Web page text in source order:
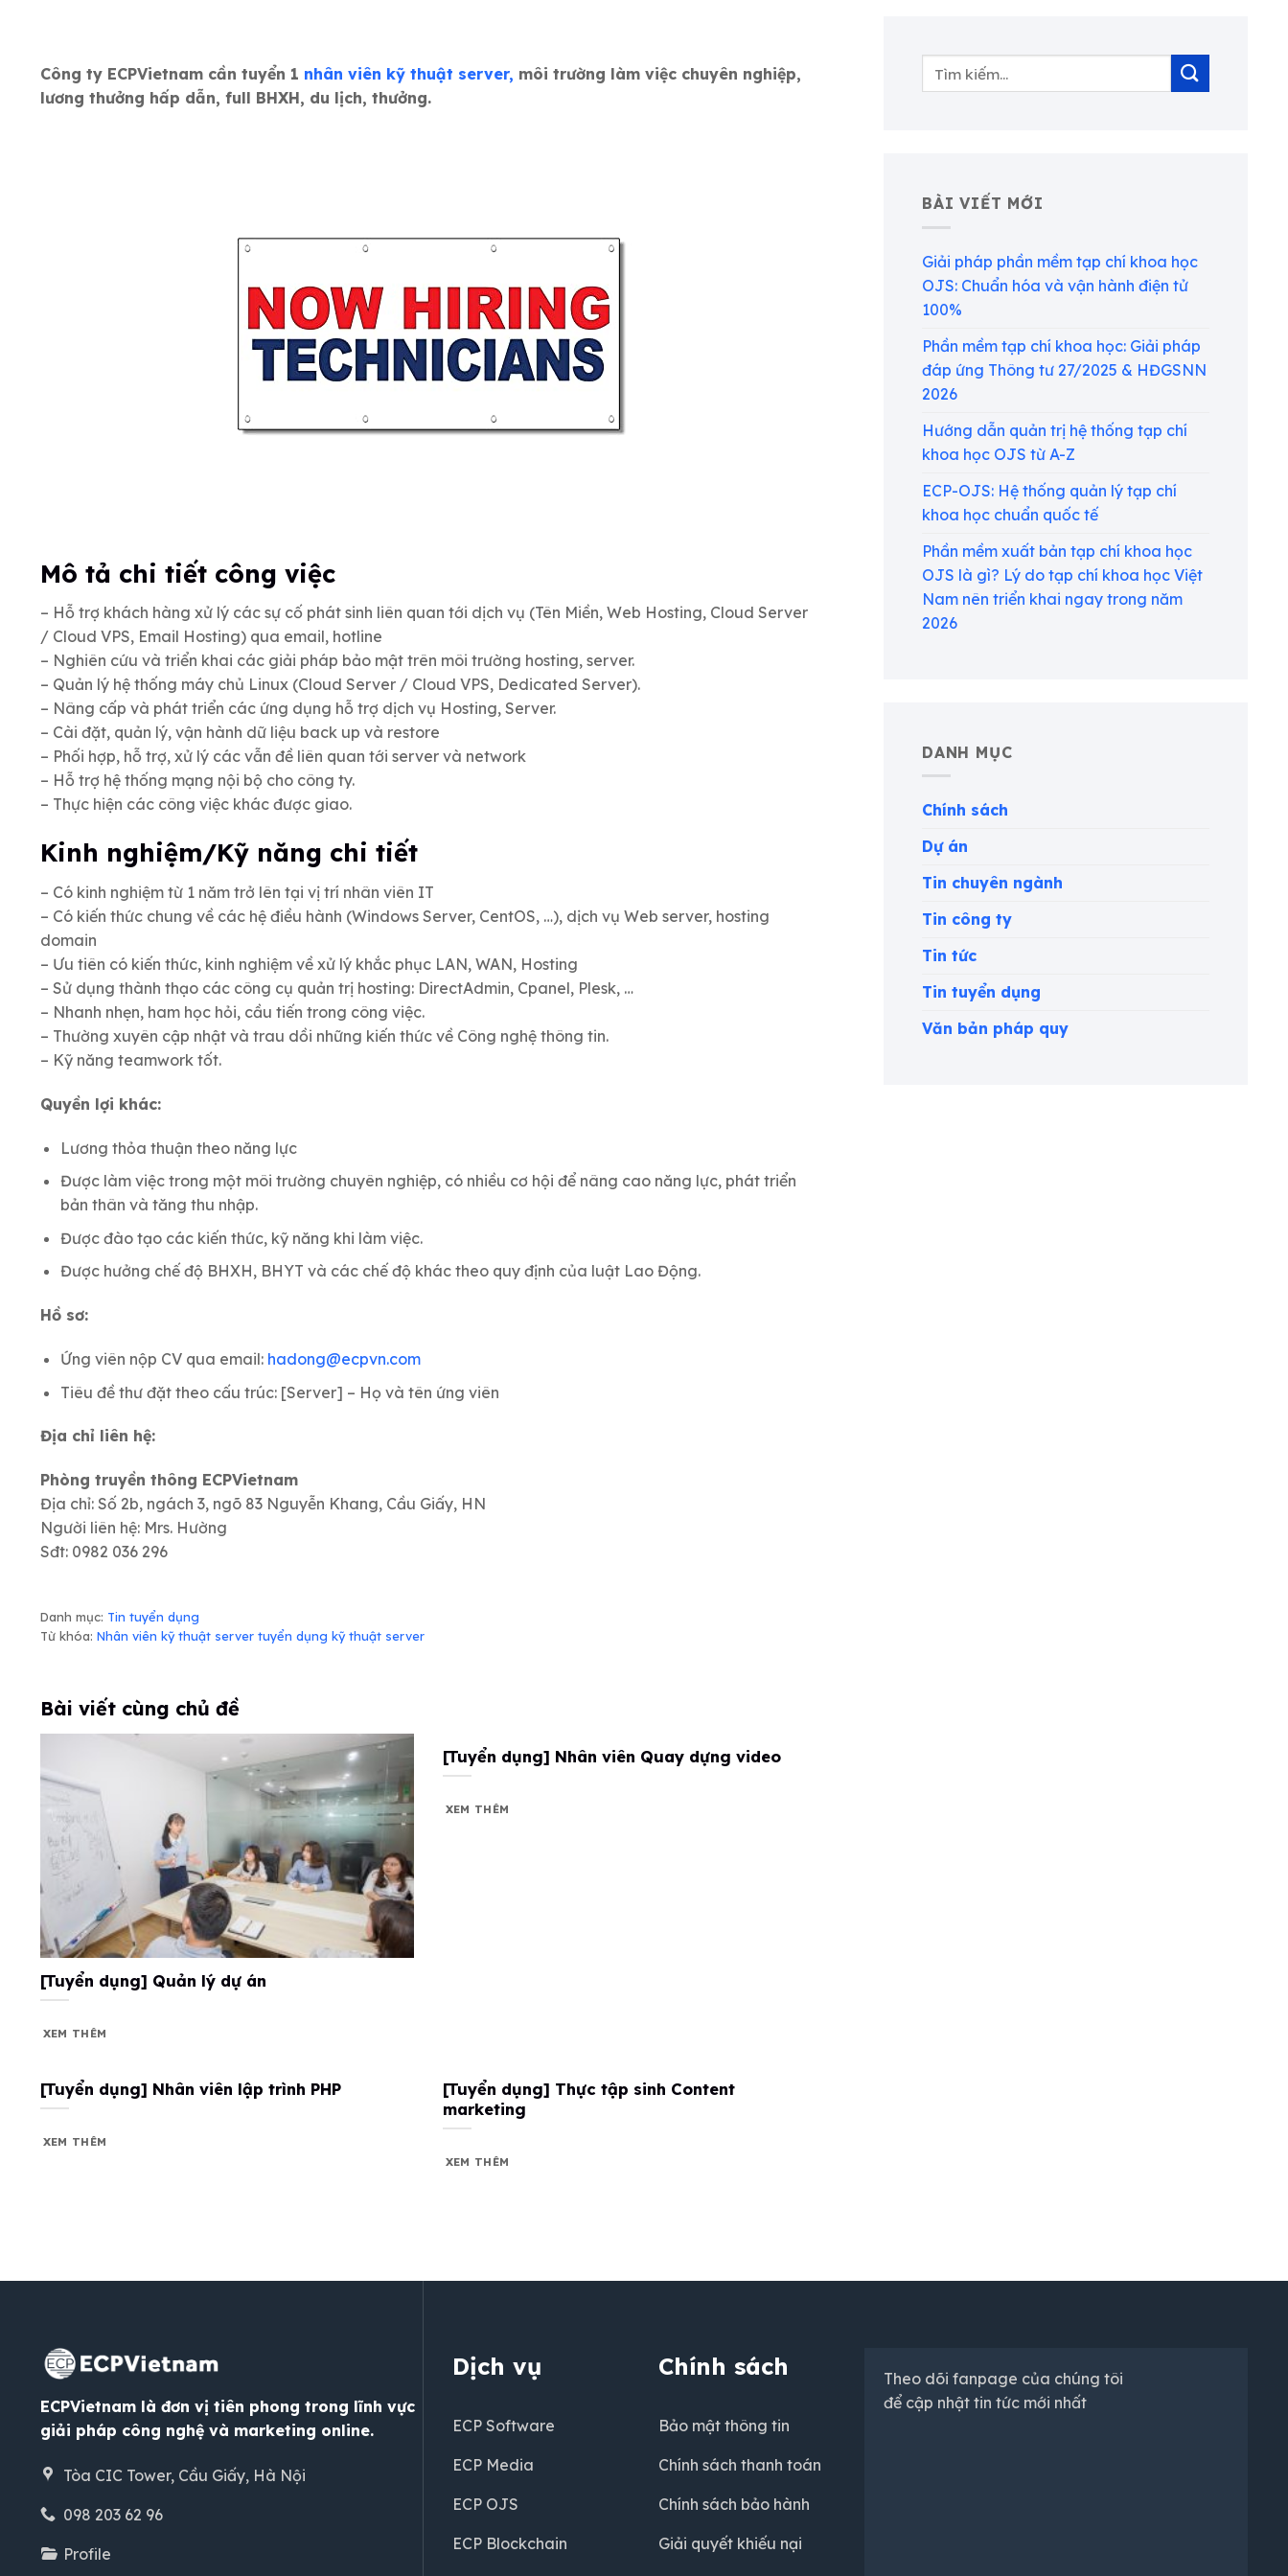
Công ty ECPVietnam cần tuyển 1 nhân viên kỹ thuật server, môi trường làm việc chuyên nghiệp,
lương thưởng hấp dẫn, full BHXH, du lịch, thưởng.
Mô tả chi tiết công việc
– Hỗ trợ khách hàng xử lý các sự cố phát sinh liên quan tới dịch vụ (Tên Miền, Web Hosting, Cloud Server
/ Cloud VPS, Email Hosting) qua email, hotline
– Nghiên cứu và triển khai các giải pháp bảo mật trên môi trường hosting, server.
– Quản lý hệ thống máy chủ Linux (Cloud Server / Cloud VPS, Dedicated Server).
– Nâng cấp và phát triển các ứng dụng hỗ trợ dịch vụ Hosting, Server.
– Cài đặt, quản lý, vận hành dữ liệu back up và restore
– Phối hợp, hỗ trợ, xử lý các vẫn đề liên quan tới server và network
– Hỗ trợ hệ thống mạng nội bộ cho công ty.
– Thực hiện các công việc khác được giao.
Kinh nghiệm/Kỹ năng chi tiết
– Có kinh nghiệm từ 1 năm trở lên tại vị trí nhân viên IT
– Có kiến thức chung về các hệ điều hành (Windows Server, CentOS, …), dịch vụ Web server, hosting
domain
– Ưu tiên có kiến thức, kinh nghiệm về xử lý khắc phục LAN, WAN, Hosting
– Sử dụng thành thạo các công cụ quản trị hosting: DirectAdmin, Cpanel, Plesk, …
– Nhanh nhẹn, ham học hỏi, cầu tiến trong công việc.
– Thường xuyên cập nhật và trau dồi những kiến thức về Công nghệ thông tin.
– Kỹ năng teamwork tốt.
Quyền lợi khác:
Lương thỏa thuận theo năng lực
Được làm việc trong một môi trường chuyên nghiệp, có nhiều cơ hội để nâng cao năng lực, phát triển
bản thân và tăng thu nhập.
Được đào tạo các kiến thức, kỹ năng khi làm việc.
Được hưởng chế độ BHXH, BHYT và các chế độ khác theo quy định của luật Lao Động.
Hồ sơ:
Ứng viên nộp CV qua email: hadong@ecpvn.com
Tiêu đề thư đặt theo cấu trúc: [Server] – Họ và tên ứng viên
Địa chỉ liên hệ:
Phòng truyền thông ECPVietnam
Địa chỉ: Số 2b, ngách 3, ngõ 83 Nguyễn Khang, Cầu Giấy, HN
Người liên hệ: Mrs. Hường
Sđt: 0982 036 296
Danh mục: Tin tuyển dụng
Từ khóa: Nhân viên kỹ thuật server tuyển dụng kỹ thuật server
Bài viết cùng chủ đề
[Tuyển dụng] Quản lý dự án
XEM THÊM
[Tuyển dụng] Nhân viên Quay dựng video
XEM THÊM
[Tuyển dụng] Nhân viên lập trình PHP
XEM THÊM
[Tuyển dụng] Thực tập sinh Content
marketing
XEM THÊM
BÀI VIẾT MỚI
Giải pháp phần mềm tạp chí khoa học
OJS: Chuẩn hóa và vận hành điện tử
100%
Phần mềm tạp chí khoa học: Giải pháp
đáp ứng Thông tư 27/2025 & HĐGSNN
2026
Hướng dẫn quản trị hệ thống tạp chí
khoa học OJS từ A-Z
ECP-OJS: Hệ thống quản lý tạp chí
khoa học chuẩn quốc tế
Phần mềm xuất bản tạp chí khoa học
OJS là gì? Lý do tạp chí khoa học Việt
Nam nên triển khai ngay trong năm
2026
DANH MỤC
Chính sách
Dự án
Tin chuyên ngành
Tin công ty
Tin tức
Tin tuyển dụng
Văn bản pháp quy
ECPVietnam là đơn vị tiên phong trong lĩnh vực
giải pháp công nghệ và marketing online.
Tòa CIC Tower, Cầu Giấy, Hà Nội
098 203 62 96
Profile
Dịch vụ
ECP Software
ECP Media
ECP OJS
ECP Blockchain
Chính sách
Bảo mật thông tin
Chính sách thanh toán
Chính sách bảo hành
Giải quyết khiếu nại
Theo dõi fanpage của chúng tôi
để cập nhật tin tức mới nhất